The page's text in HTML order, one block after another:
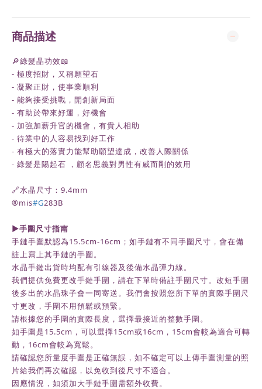
商品描述
🔎綠髮晶功效📖
- 極度招財，又稱願望石
- 凝聚正財，使事業順利
- 能夠接受挑戰，開創新局面
- 有助於帶來好運，好機會
- 加強加薪升官的機會，有貴人相助
- 待業中的人容易找到好工作
- 有極大的落實力能幫助願望達成，改善人際關係
- 綠髮是陽起石 ，顧名思義對男性有威而剛的效用
🔗水晶尺寸：9.4mm
®️mis#G283B
►手圍尺寸指南
手鏈手圍默認為15.5cm-16cm ；如手鏈有不同手圍尺寸，會在備
註上寫上其手鏈的手圍。
水晶手鏈出貨時均配有引線器及後備水晶彈力線。
我們提供免費更改手鏈手圍，請在下單時備註手圍尺寸。改短手圍
後多出的水晶珠子會一同寄送。我們會按照您所下單的實際手圍尺
寸更改，手圍不用預鬆或預緊。
請根據您的手圍的實際長度，選擇最接近的整數手圍。
如手圍是15.5cm，可以選擇15cm或16cm，15cm會較為適合可轉
動，16cm會較為寬鬆。
請確認您所量度手圍是正確無誤，如不確定可以上傳手圍測量的照
片給我們再次確認，以免收到後尺寸不適合。
因應情況，如須加大手鏈手圍需額外收費。